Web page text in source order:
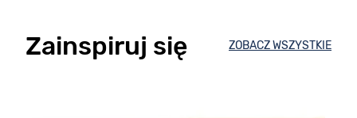
Zainspiruj się ZOBACZ WSZYSTKIE